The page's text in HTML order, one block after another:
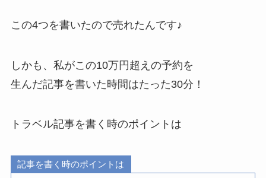
この4つを書いたので売れたんです♪
しかも、私がこの10万円超えの予約を
生んだ記事を書いた時間はたった30分！
トラベル記事を書く時のポイントは
記事を書く時のポイントは